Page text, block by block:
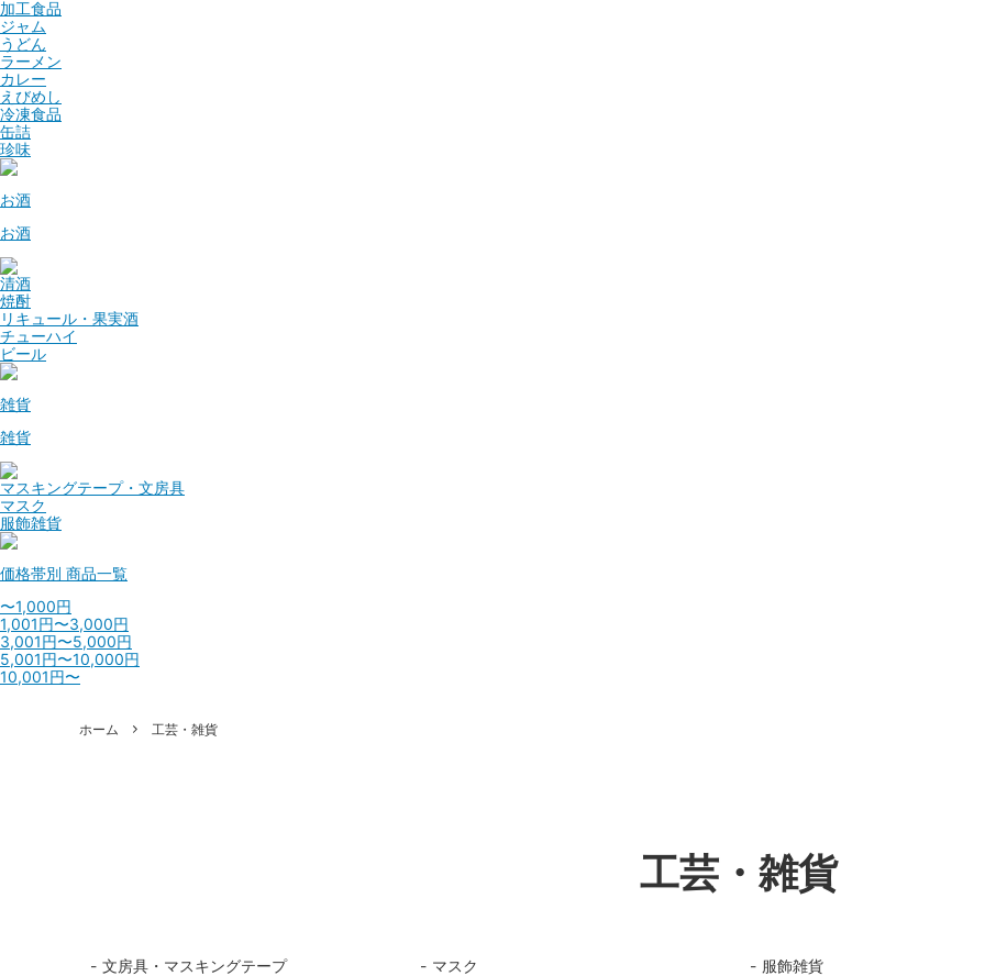
加工食品
ジャム
うどん
ラーメン
カレー
えびめし
冷凍食品
缶詰
珍味
お酒
お酒
清酒
焼酎
リキュール・果実酒
チューハイ
ビール
雑貨
雑貨
マスキングテープ・文房具
マスク
服飾雑貨
価格帯別 商品一覧
〜1,000円
1,001円〜3,000円
3,001円〜5,000円
5,001円〜10,000円
10,001円〜
ホーム 工芸・雑貨
工芸・雑貨
文房具・マスキングテープ マスク 服飾雑貨